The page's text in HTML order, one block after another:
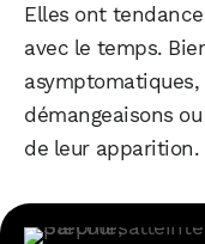
Elles ont
avec le temps.
asymptomatiques,
démangeaisons
de leur apparition.